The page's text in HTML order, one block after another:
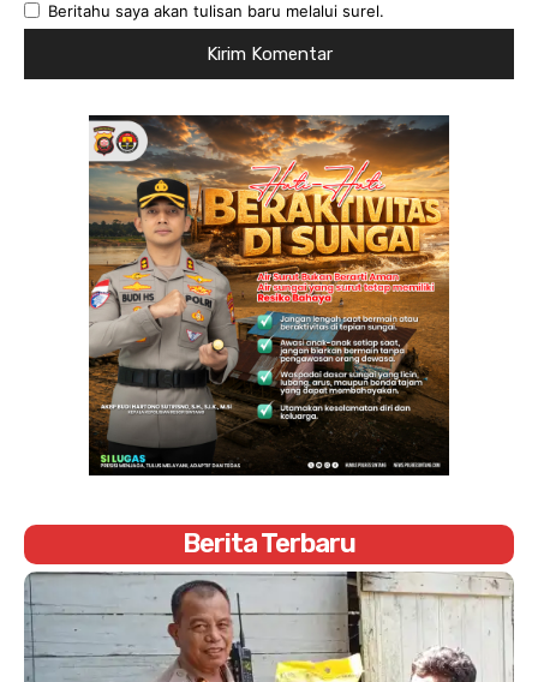
Beritahu saya akan tulisan baru melalui surel.
Berita Terbaru